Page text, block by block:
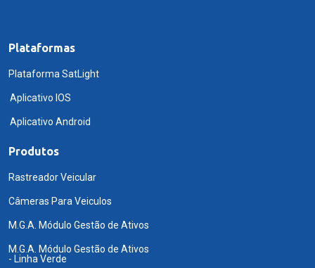
Plataformas
Plataforma SatLight
Aplicativo IOS
Aplicativo Android
Produtos
Rastreador Veicular
Câmeras Para Veiculos
M.G.A. Módulo Gestão de Ativos
M.G.A. Módulo Gestão de Ativos
- Linha Verde